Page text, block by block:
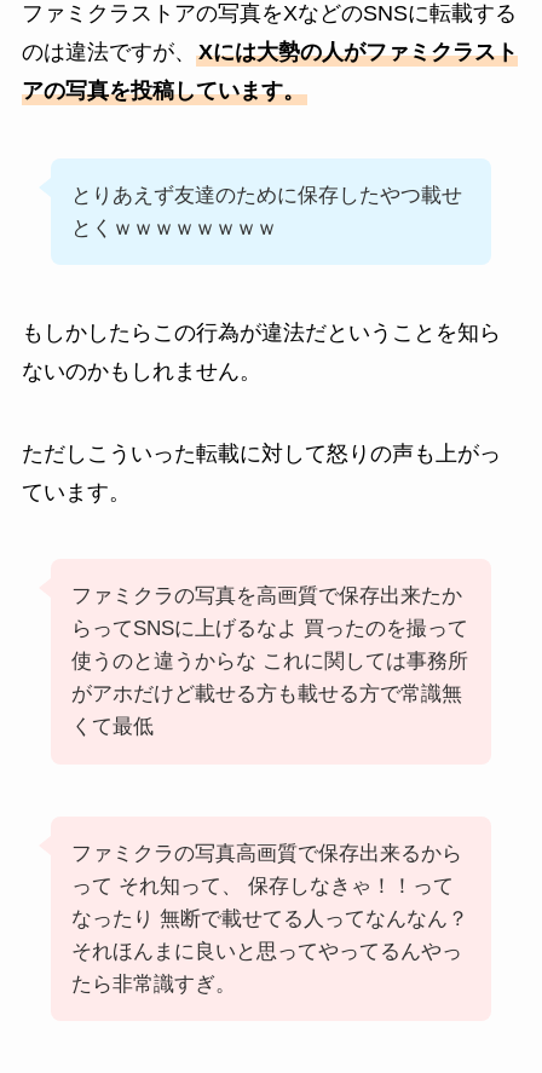
ファミクラストアの写真をXなどのSNSに転載する
のは違法ですが、 Xには大勢の人がファミクラスト
アの写真を投稿しています。
とりあえず友達のために保存したやつ載せ
とくｗｗｗｗｗｗｗｗ
もしかしたらこの行為が違法だということを知ら
ないのかもしれません。
ただしこういった転載に対して怒りの声も上がっ
ています。
ファミクラの写真を高画質で保存出来たか
らってSNSに上げるなよ 買ったのを撮って
使うのと違うからな これに関しては事務所
がアホだけど載せる方も載せる方で常識無
くて最低
ファミクラの写真高画質で保存出来るから
って それ知って、 保存しなきゃ！！って
なったり 無断で載せてる人ってなんなん？
それほんまに良いと思ってやってるんやっ
たら非常識すぎ。